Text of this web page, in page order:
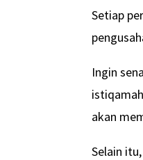
Setiap
Ingin
akan
Selain